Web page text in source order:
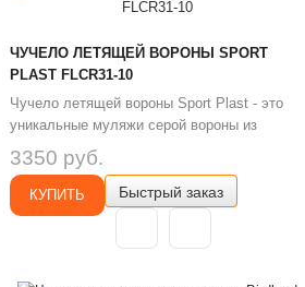
ЧУЧЕЛО ЛЕТЯЩЕЙ ВОРОНЫ SPORT
PLAST FLCR31-10
Чучело летящей вороны Sport Plast - это
уникальные муляжи серой вороны из
Италии для установки на колышке в
стационарном виде, подвешивании на
ветвях деревьев, размещении на моторе с
имитацией полета живой птицы. Эти
блика..
3350 руб.
КУПИТЬ Быстрый заказ